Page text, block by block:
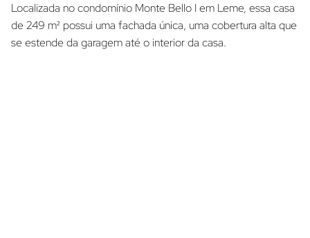
Localizada no condomínio Monte Bello I em Leme, essa casa
de 249 m² possui uma fachada única, uma cobertura alta que
se estende da garagem até o interior da casa.